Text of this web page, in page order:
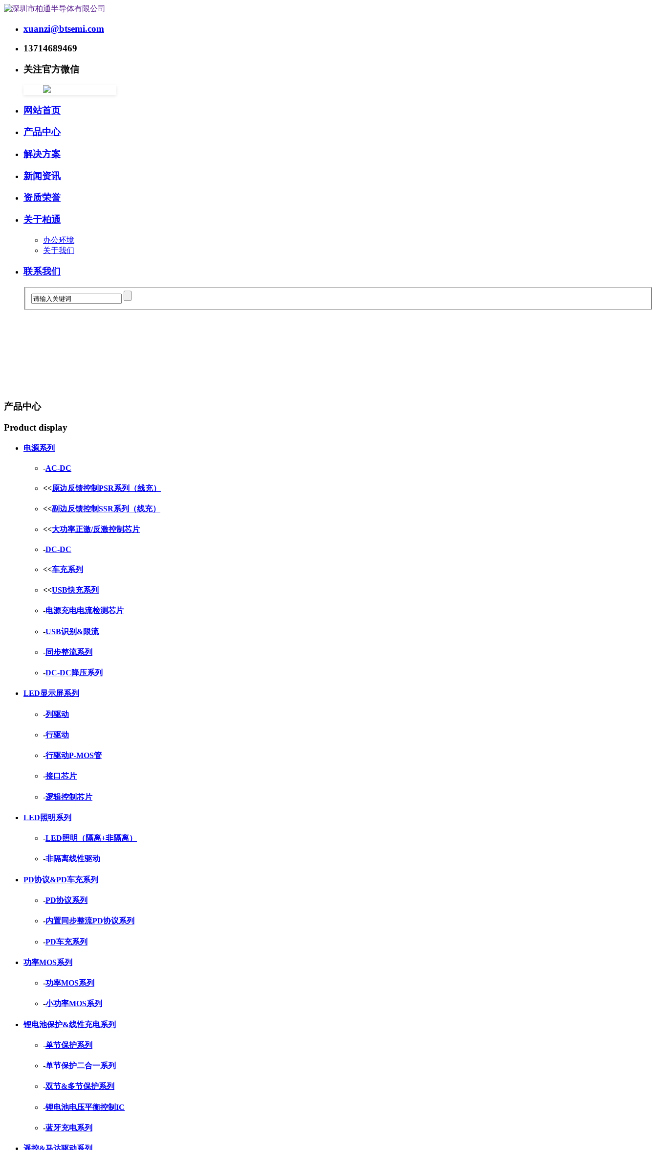
xuanzi@btsemi.com
13714689469
关注官方微信
网站首页
产品中心
解决方案
新闻资讯
资质荣誉
关于柏通
办公环境
关于我们
联系我们
产品中心
Product display
电源系列
-AC-DC
<<原边反馈控制PSR系列（线充）
<<副边反馈控制SSR系列（线充）
<<大功率正激/反激控制芯片
-DC-DC
<<车充系列
<<USB快充系列
-电源充电电流检测芯片
-USB识别&限流
-同步整流系列
-DC-DC降压系列
LED显示屏系列
-列驱动
-行驱动
-行驱动P-MOS管
-接口芯片
-逻辑控制芯片
LED照明系列
-LED照明（隔离+非隔离）
-非隔离线性驱动
PD协议&PD车充系列
-PD协议系列
-内置同步整流PD协议系列
-PD车充系列
功率MOS系列
-功率MOS系列
-小功率MOS系列
锂电池保护&线性充电系列
-单节保护系列
-单节保护二合一系列
-双节&多节保护系列
-锂电池电压平衡控制IC
-蓝牙充电系列